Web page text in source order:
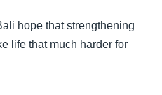
hope that strengthening
life that much harder for